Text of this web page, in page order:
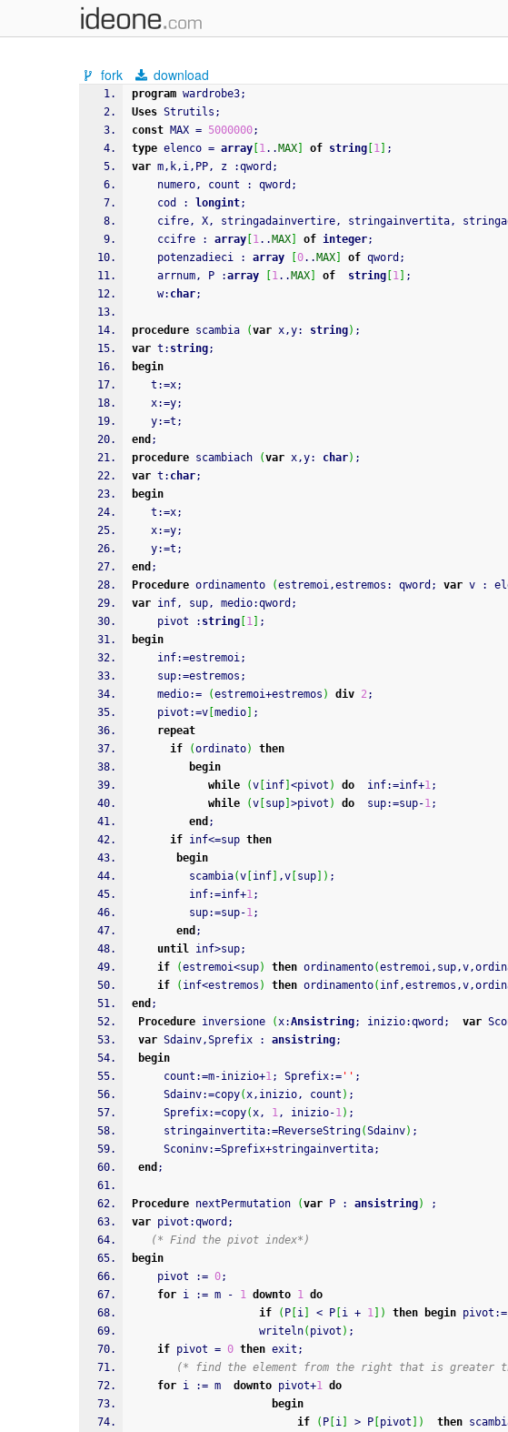
fork download
program wardrobe3;
Uses Strutils ;
const MAX = 5000000;
type elenco = array 1.. MAX of string 1
;
var m, k, i, PP, z :qword ;
    numero
, count : qword ;
    cod
: longint;
    cifre
, X, stringadainvertire, stringainvertita,
    ccifre
: array 1.. MAX of integer;
    potenzadieci
: array 0.. MAX of qword ;
    arrnum
, P :array 1.. MAX of string 1
;
    w
: char;
procedure scambia (var x,y: string) ;
var t : string;
begin
   t
:=x;
   x
:=y;
   y
:=t ;
end ;
procedure scambiach (var x,y: char) ;
var t : char;
begin
   t
:=x;
   x
:=y;
   y
:=t ;
end ;
Procedure ordinamento (estremoi,estremos : qword ; var v :
var inf, sup, medio:qword ;
    pivot
: string 1
;
begin
    inf
:=estremoi;
    sup
:=estremos ;
    medio
:= (estremoi+estremos ) div 2;
    pivot
:=v medio
;
repeat
if
(ordinato)
then
begin
while
(v inf <pivot ) do
  inf
:=inf+1;
while
(v sup >pivot ) do
  sup
:=sup-1;
end ;
if inf<=sup then
begin
         scambia
(v inf ,v sup ) ;
         inf
:=inf+1;
         sup
:=sup-1;
end ;
until inf>sup;
if
(estremoi<sup) then ordinamento(estremoi, sup,v,
if
( inf<estremos ) then ordinamento( inf,estremos ,v,
end ;
Procedure inversione (x:Ansistring; inizio:qword ; var
var Sdainv,Sprefix : ansistring;
begin
     count
:=m-inizio+1; Sprefix:= '' ;
     Sdainv
:=copy(x, inizio, count ) ;
     Sprefix
:=copy(x, 1, inizio-1) ;
     stringainvertita
:=ReverseString(Sdainv) ;
     Sconinv
:=Sprefix+stringainvertita;
end ;
Procedure nextPermutation (var P : ansistring)
;
var pivot :qword ;
(* Find the pivot index*)
begin
    pivot
:= 0;
for i := m - 1 downto 1 do
if
( P i < P i + 1 ) then begin pivot :=
writeln( pivot ) ;
if pivot = 0 then exit ;
(* find the element from the right that is greater
for i := m downto pivot+1 do
begin
if
( P i > P pivot ) then